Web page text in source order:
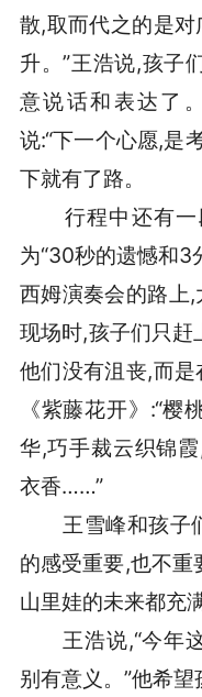
散,取而代之的是
升。”王浩说,孩子
意说话和表达了
说:“下一个心愿,是
下就有了路。
行程中还有一
为“30秒的遗憾和3
西姆演奏会的路上
现场时,孩子们只赶
他们没有沮丧,而
《紫藤花开》:“
华,巧手裁云织锦
衣香……”
王雪峰和孩子们
的感受重要,也不
山里娃的未来都充
王浩说,“今年这
别有意义。”他希